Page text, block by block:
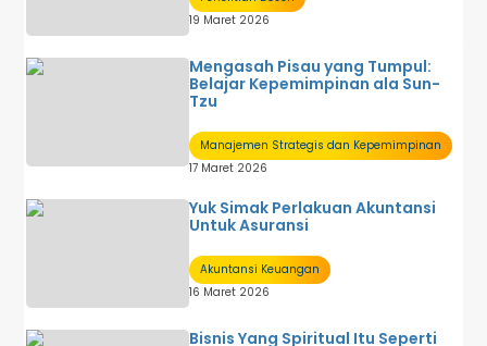
19 Maret 2026
Mengasah Pisau yang Tumpul:
Belajar Kepemimpinan ala Sun-
Tzu
Manajemen Strategis dan Kepemimpinan
17 Maret 2026
Yuk Simak Perlakuan Akuntansi
Untuk Asuransi
Akuntansi Keuangan
16 Maret 2026
Bisnis Yang Spiritual Itu Seperti